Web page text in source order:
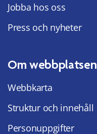
Jobba hos oss
Press och nyheter
Om webbplatsen
Webbkarta
Struktur och innehåll
Personuppgifter